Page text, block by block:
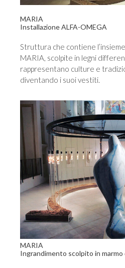
MARIA
Installazione ALFA-OMEGA
Struttura che contiene
MARIA, scolpite in legni
rappresentano culture e
diventando i suoi vestiti.
MARIA
Ingrandimento scolpito in marmo